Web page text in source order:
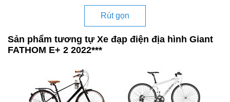
Rút gọn
Sản phẩm tương tự Xe đạp điện địa hình Giant
FATHOM E+ 2 2022***